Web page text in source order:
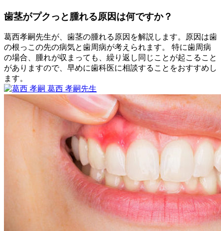
22
日
「受
口」
「ガ
タ
ガ
タ」
な
ど、
歯茎がプクっと腫れる原因は何ですか？
葛西孝嗣先生が、歯茎の腫れる原因を解説します。原因は歯
の根っこの先の病気と歯周病が考えられます。 特に歯周病
の場合、腫れが収まっても、繰り返し同じことが起こること
がありますので、早めに歯科医に相談することをおすすめし
ます。
葛西 孝嗣先生
歯
ぐ
き
年
2
月
11
日
歯